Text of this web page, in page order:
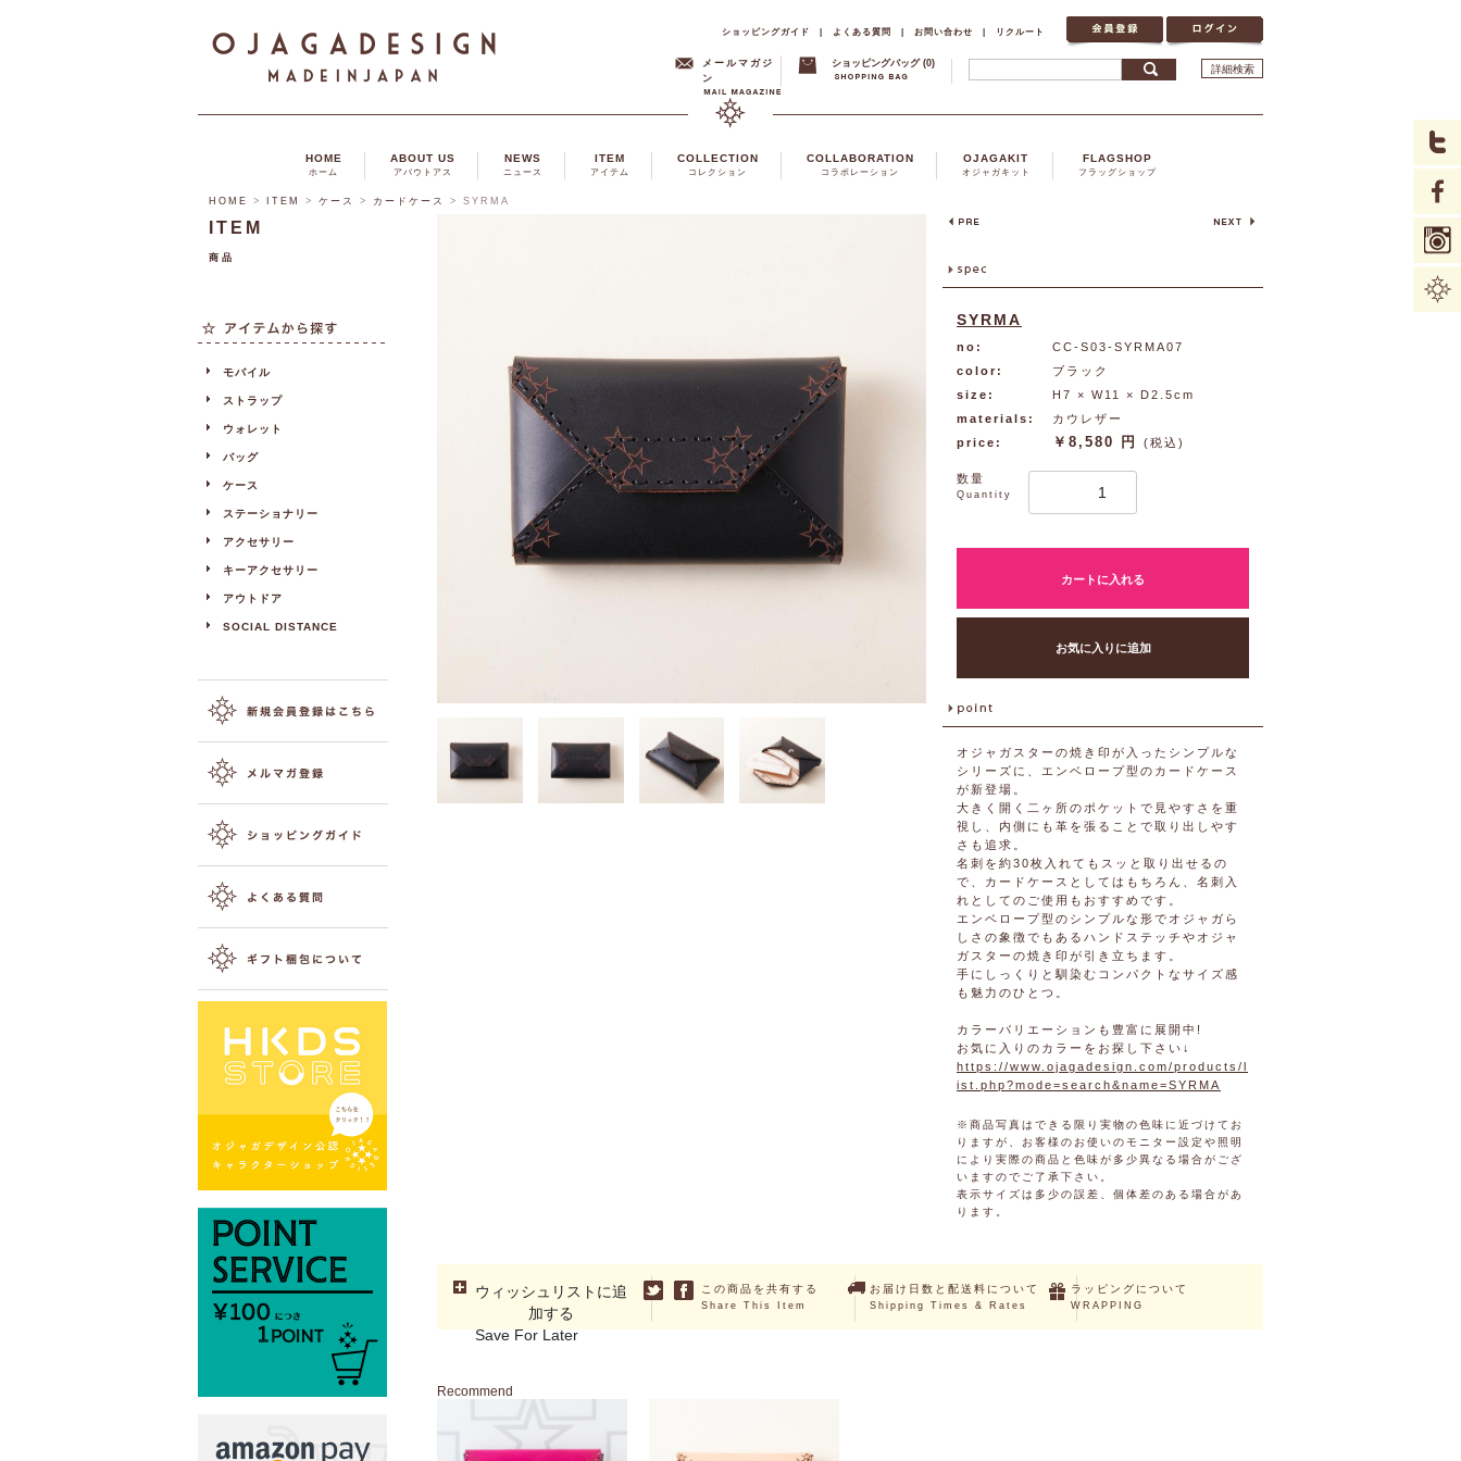
ショッピングガイド | よくある質問 | お問い合わせ | リクルート
メールマガジ
ン
ショッピングバッグ (0) 詳細検索
HOME
ホーム
ABOUT US
アバウトアス
NEWS
ニュース
ITEM
アイテム
COLLECTION
コレクション
COLLABORATION
コラボレーション
OJAGAKIT
オジャガキット
FLAGSHOP
フラッグショップ
HOME > ITEM > ケース > カードケース > SYRMA
SYRMA
no:
CC-S03-SYRMA07
color:
ブラック
size:
H7 × W11 × D2.5cm
materials:
カウレザー
price:
￥8,580 円 (税込)
数量
Quantity
カートに入れる
お気に入りに追加
オジャガスターの焼き印が入ったシンプルな
シリーズに、エンベロープ型のカードケース
が新登場。
大きく開く二ヶ所のポケットで見やすさを重
視し、内側にも革を張ることで取り出しやす
さも追求。
名刺を約30枚入れてもスッと取り出せるの
で、カードケースとしてはもちろん、名刺入
れとしてのご使用もおすすめです。
エンベロープ型のシンプルな形でオジャガら
しさの象徴でもあるハンドステッチやオジャ
ガスターの焼き印が引き立ちます。
手にしっくりと馴染むコンパクトなサイズ感
も魅力のひとつ。
カラーバリエーションも豊富に展開中!
お気に入りのカラーをお探し下さい↓
https://www.ojagadesign.com/products/l
ist.php?mode=search&name=SYRMA
※商品写真はできる限り実物の色味に近づけてお
りますが、お客様のお使いのモニター設定や照明
により実際の商品と色味が多少異なる場合がござ
いますのでご了承下さい。
表示サイズは多少の誤差、個体差のある場合があ
ります。
ウィッシュリストに追
加する
Save For Later
この商品を共有する
Share This Item
お届け日数と配送料について
Shipping Times & Rates
ラッピングについて
WRAPPING
Recommend
ITEM
商品
モバイル
ストラップ
ウォレット
バッグ
ケース
ステーショナリー
アクセサリー
キーアクセサリー
アウトドア
SOCIAL DISTANCE